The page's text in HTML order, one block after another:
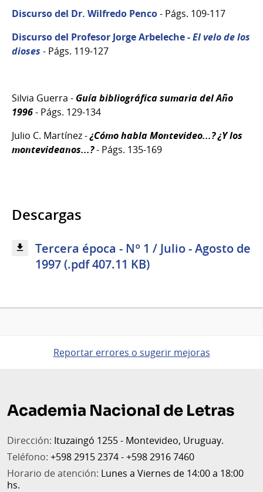
Discurso del Dr. Wilfredo Penco- Págs. 109-117
Discurso del Profesor Jorge Arbeleche -El velo de los
dioses - Págs. 119-127
Silvia Guerra - Guía bibliográfica sumaria del Año
1996- Págs. 129-134
Julio C. Martínez-¿Cómo habla Montevideo...? ¿Y los
montevideanos...?- Págs. 135-169
Descargas
Tercera época - Nº 1 / Julio - Agosto de
1997 (.pdf 407.11 KB)
Reportar errores o sugerir mejoras
de
página
Academia Nacional de Letras
Dirección: Ituzaingó 1255 - Montevideo, Uruguay.
Teléfono: +598 2915 2374 - +598 2916 7460
Horario de atención: Lunes a Viernes de 14:00 a 18:00
hs.